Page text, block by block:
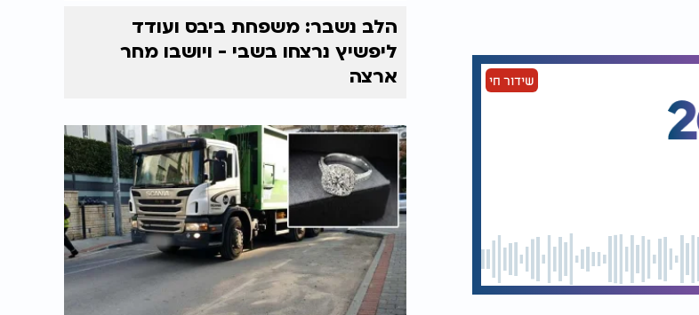
שידור חי
הלב נשבר: משפחת ביבס ועודד
ליפשיץ נרצחו בשבי - ויושבו מחר
ארצה